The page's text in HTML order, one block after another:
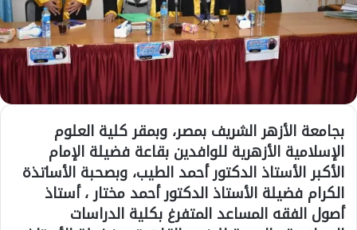
بجامعة الأزهر الشريف بمصر، وبمقر كلية العلوم
الإسلامية الأزهرية للوافدين بقاعة فضيلة الإمام
الأكبر الأستاذ الدكتور أحمد الطيب، وبصحبة الأساتذة
الكرام فضيلة الأستاذ الدكتور أحمد مختار ، أستاذ
أصول الفقه المساعد المتفرغ بكلية الدراسات